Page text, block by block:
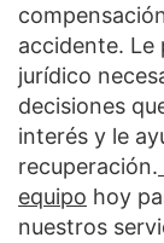
accidente. Le
jurídico
decisiones
interés y le
recuperación.
equipo hoy
nuestros